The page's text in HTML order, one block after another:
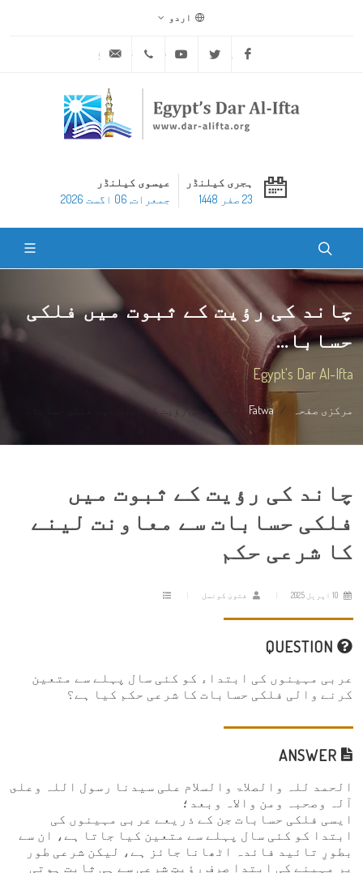
اردو
Facebook
Twitter
Youtube
ہجری کیلنڈر
23 صفر 1448
عیسوی کیلنڈر
جمعرات, 06 اگست 2026
چاند کی رؤیت کے ثبوت میں فلکی
حسابا...
Egypt's Dar Al-Ifta
مرکزی صفحہ Fatwa چاند کی رؤیت کے ثبوت میں فلکی حسابا...
چاند کی رؤیت کے ثبوت میں
فلکی حسابات سے معاونت لینے
کا شرعی حکم
فتویٰ کونسل
عربی مہینوں کی ابتداء کو کئی سال پہلے سے متعین
کرنے والی فلکی حسابات کا شرعی حکم کیا ہے؟
الحمد للہ والصلاۃ والسلام علی سیدنا رسول اللہ وعلى
آلہ وصحبہ ومن والاہ وبعد؛
ایسی فلکی حسابات جن کے ذریعے عربی مہینوں کی
ابتدا کو کئی سال پہلے سے متعین کیا جاتا ہے، ان سے
بطورِ تائید فائدہ اٹھانا جائز ہے، لیکن شرعی طور
پر مہینے کی ابتدا صرف رؤیتِ شرعی سے ہی ثابت ہوتی